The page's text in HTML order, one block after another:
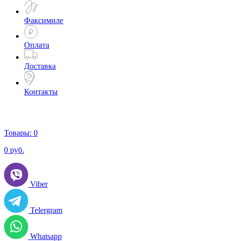
Факсимиле
Оплата
Доставка
Контакты
Товары: 0
0 руб.
Viber
Telergram
Whatsapp